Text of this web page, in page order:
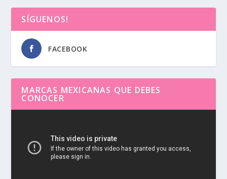
SÍGUENOS!
FACEBOOK
MARCAS MEXICANAS QUE DEBES
CONOCER